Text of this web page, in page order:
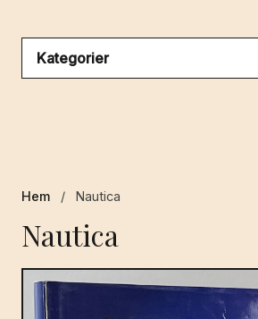
Kategorier
Hem / Nautica
Nautica